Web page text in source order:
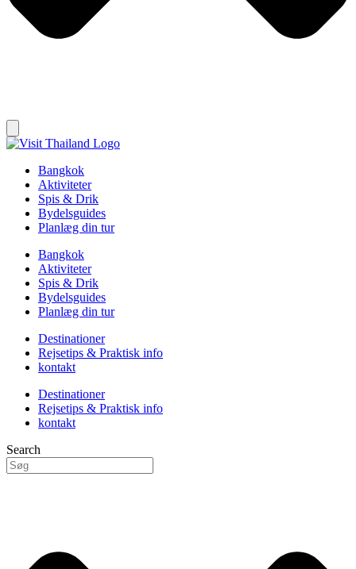
Bangkok
Aktiviteter
Spis & Drik
Bydelsguides
Planlæg din tur
Bangkok
Aktiviteter
Spis & Drik
Bydelsguides
Planlæg din tur
Destinationer
Rejsetips & Praktisk info
kontakt
Destinationer
Rejsetips & Praktisk info
kontakt
Search